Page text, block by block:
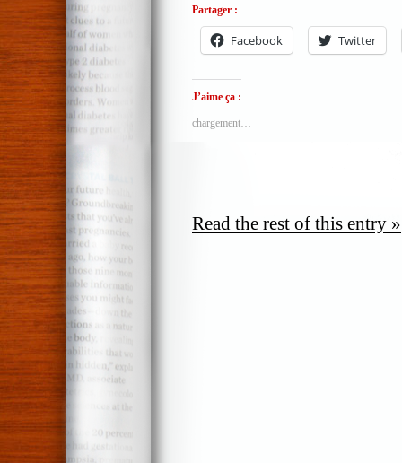
Partager :
Facebook Twitter
J’aime ça :
chargement…
Read the rest of this entry »